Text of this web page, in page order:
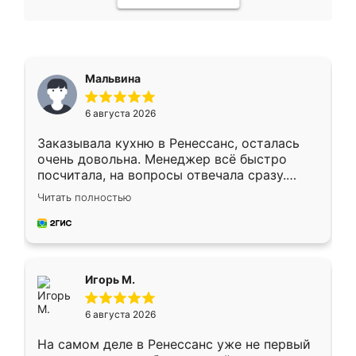
Мальвина
6 августа 2026
Заказывала кухню в Ренессанс, осталась
очень довольна. Менеджер всё быстро
посчитала, на вопросы отвечала сразу.
Замерщик приехал в субботу, подошёл к
делу со всей ответственностью. Собрали
за день, ребята работали аккуратно, даже
Читать полностью
Игорь М.
6 августа 2026
На самом деле в Ренессанс уже не первый